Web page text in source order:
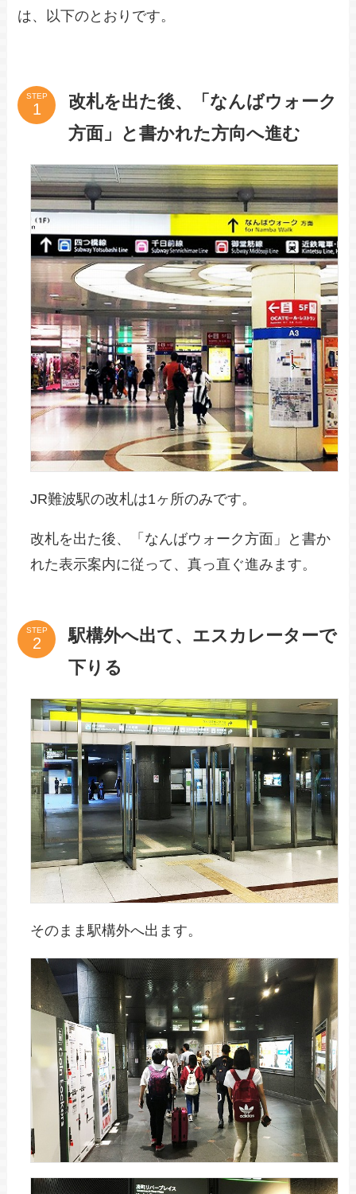
は、以下のとおりです。
STEP
改札を出た後、「なんばウォーク
方面」と書かれた方向へ進む
JR難波駅の改札は1ヶ所のみです。
改札を出た後、「なんばウォーク方面」と書か
れた表示案内に従って、真っ直ぐ進みます。
STEP
駅構外へ出て、エスカレーターで
下りる
そのまま駅構外へ出ます。